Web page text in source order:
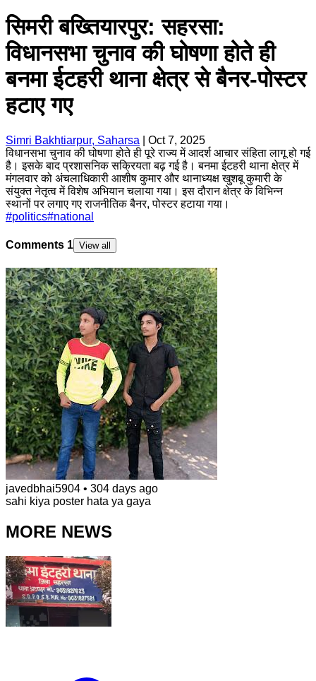
सिमरी बख्तियारपुर: सहरसा:
विधानसभा चुनाव की घोषणा होते ही
बनमा ईटहरी थाना क्षेत्र से बैनर-पोस्टर
हटाए गए
Simri Bakhtiarpur, Saharsa
Oct 7, 2025
विधानसभा चुनाव की घोषणा होते ही पूरे राज्य में आदर्श आचार संहिता लागू हो गई
है। इसके बाद प्रशासनिक सक्रियता बढ़ गई है। बनमा ईटहरी थाना क्षेत्र में
मंगलवार को अंचलाधिकारी आशीष कुमार और थानाध्यक्ष खुशबू कुमारी के
संयुक्त नेतृत्व में विशेष अभियान चलाया गया। इस दौरान क्षेत्र के विभिन्न
स्थानों पर लगाए गए राजनीतिक बैनर, पोस्टर हटाया गया।
#politics#national
Comments 1 View all
javedbhai5904 • 304 days ago
sahi kiya poster hata ya gaya
MORE NEWS